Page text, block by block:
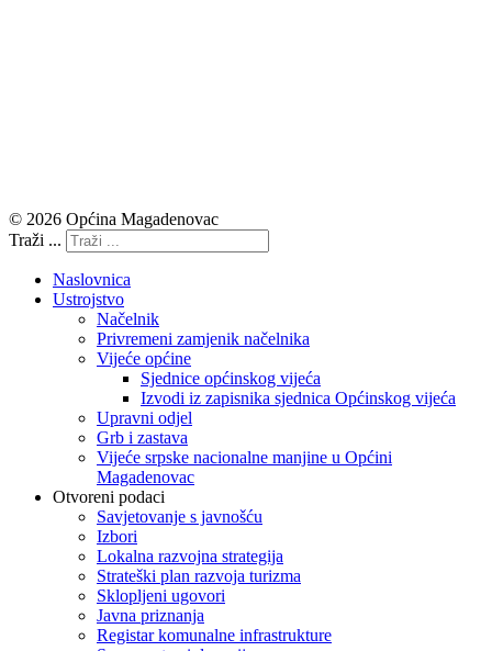
© 2026 Općina Magadenovac
Traži ...
Naslovnica
Ustrojstvo
Načelnik
Privremeni zamjenik načelnika
Vijeće općine
Sjednice općinskog vijeća
Izvodi iz zapisnika sjednica Općinskog vijeća
Upravni odjel
Grb i zastava
Vijeće srpske nacionalne manjine u Općini
Magadenovac
Otvoreni podaci
Savjetovanje s javnošću
Izbori
Lokalna razvojna strategija
Strateški plan razvoja turizma
Sklopljeni ugovori
Javna priznanja
Registar komunalne infrastrukture